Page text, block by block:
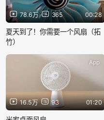
78.6万 365 00:28
夏天到了！你需要一个风扇（拓
竹）
16.5万 93 01:20
App